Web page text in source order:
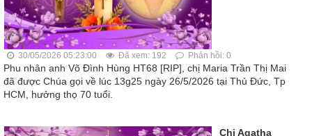
30/05/2026 05:23:00 Đã xem: 192 Phản hồi: 0
Phu nhân anh Võ Đình Hùng HT68 [RIP], chị Maria Trần Thị Mai
đã được Chúa gọi về lúc 13g25 ngày 26/5/2026 tại Thủ Đức, Tp
HCM, hưởng thọ 70 tuổi.
Chị Agatha